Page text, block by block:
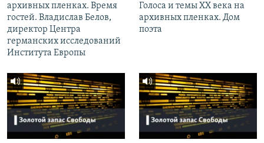
архивных пленках. Время
гостей. Владислав Белов,
директор Центра
германских исследований
Института Европы
Голоса и темы XX века на
архивных пленках. Дом
поэта